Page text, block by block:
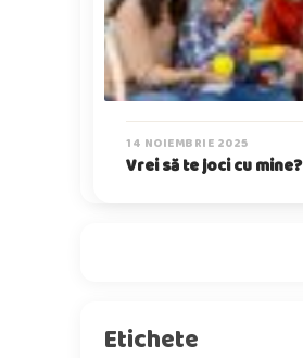
14 NOIEMBRIE 2025
Vrei să te joci cu mine?
Etichete